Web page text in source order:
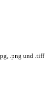
.png und .tiff